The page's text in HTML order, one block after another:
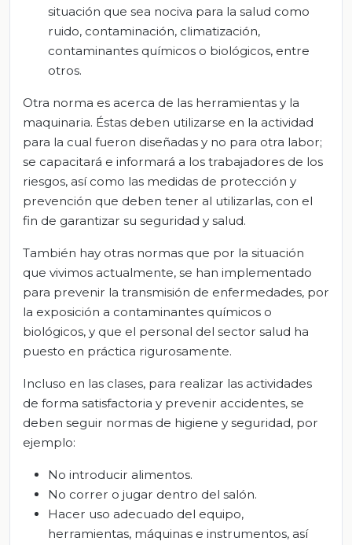
situación que sea nociva para la salud como
ruido, contaminación, climatización,
contaminantes químicos o biológicos, entre
otros.
Otra norma es acerca de las herramientas y la
maquinaria. Éstas deben utilizarse en la actividad
para la cual fueron diseñadas y no para otra labor;
se capacitará e informará a los trabajadores de los
riesgos, así como las medidas de protección y
prevención que deben tener al utilizarlas, con el
fin de garantizar su seguridad y salud.
También hay otras normas que por la situación
que vivimos actualmente, se han implementado
para prevenir la transmisión de enfermedades, por
la exposición a contaminantes químicos o
biológicos, y que el personal del sector salud ha
puesto en práctica rigurosamente.
Incluso en las clases, para realizar las actividades
de forma satisfactoria y prevenir accidentes, se
deben seguir normas de higiene y seguridad, por
ejemplo:
No introducir alimentos.
No correr o jugar dentro del salón.
Hacer uso adecuado del equipo,
herramientas, máquinas e instrumentos, así